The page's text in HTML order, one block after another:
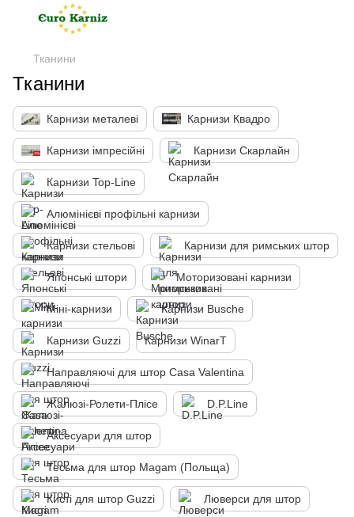
Тканини
Тканини
Карнизи металеві Карнизи Квадро
Карнизи імпресійні Карнизи Скарлайн
Карнизи Top-Line
Алюмінієві профільні карнизи
Карнизи стельові Карнизи для римських штор
Японські штори Моторизовані карнизи
Міні-карнизи Карнизи Busche
Карнизи Guzzi Карнизи WinarT
Направляючі для штор Casa Valentina
Жалюзі-Ролети-Плісе D.P.Line
Аксесуари для штор
Тесьма для штор Magam (Польща)
Кисті для штор Guzzi Люверси для штор